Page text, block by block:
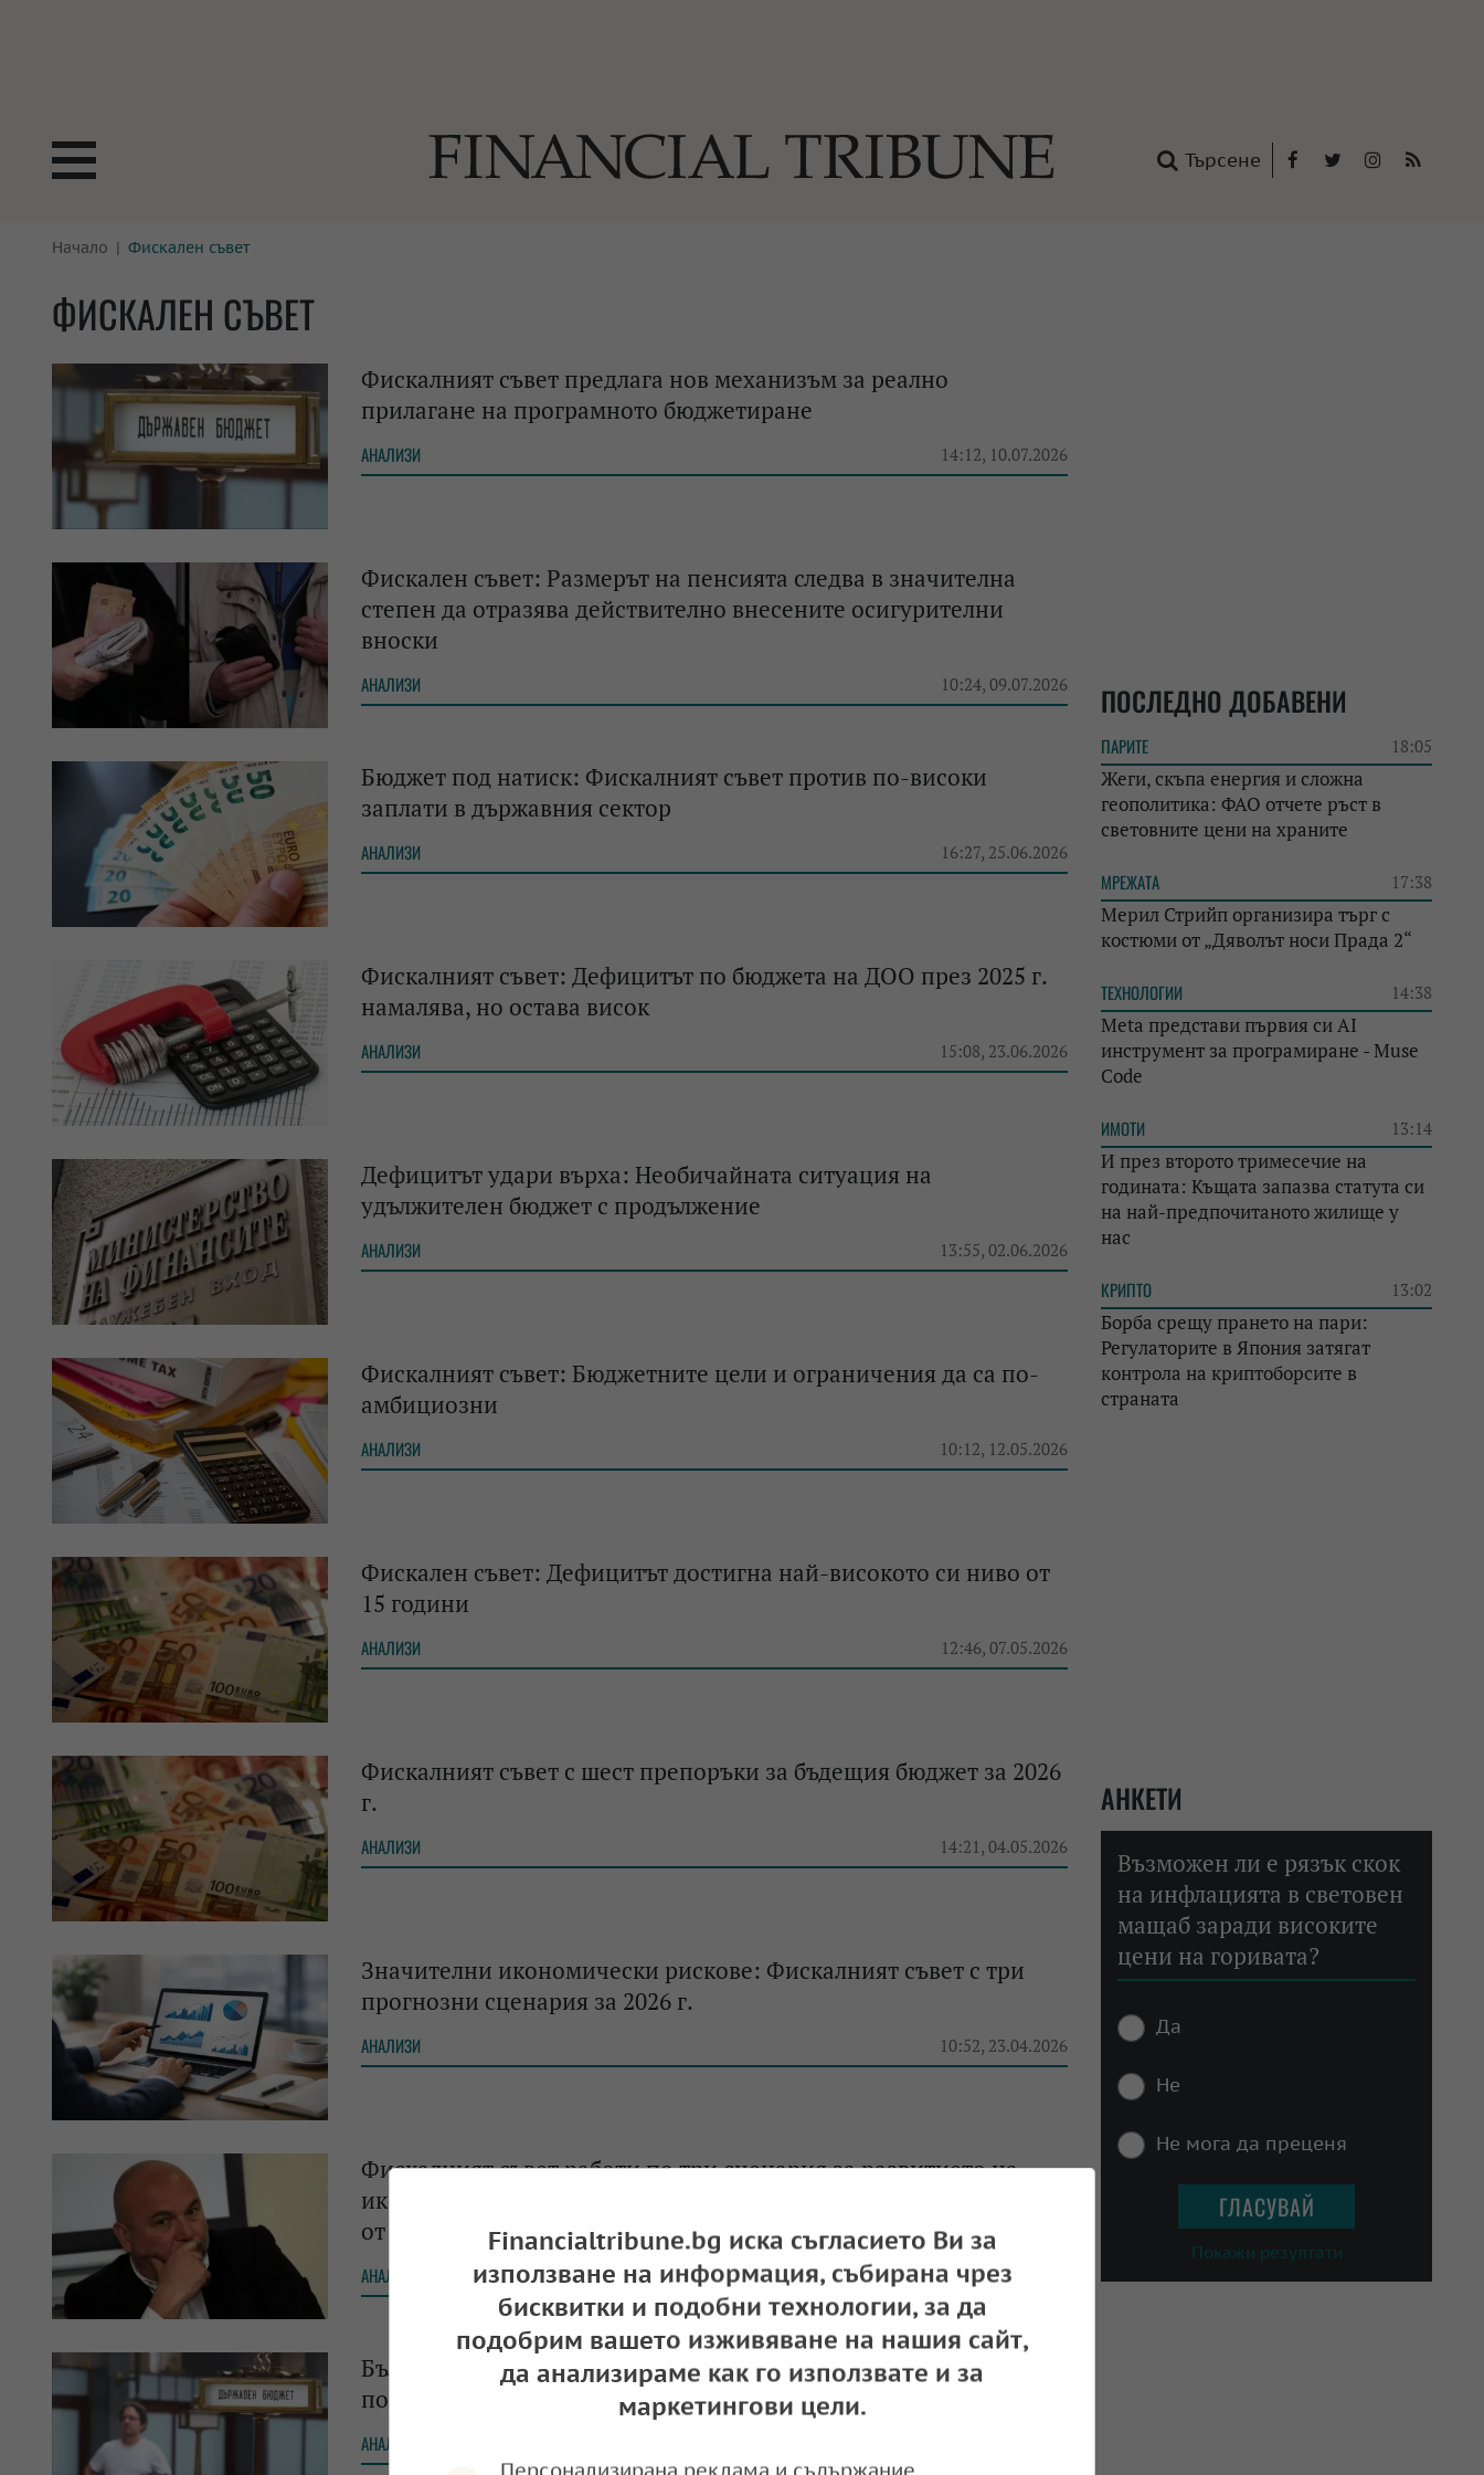
Търсене
БОРСИ
КРИПТО
ПАРИТЕ
ЗАСТРАХОВАНЕ
ЕНЕРГЕТИКА
ИМОТИ
АВТОМОБИЛИ
МУЛТИМЕДИЯ
Начало Фискален съвет
ФИСКАЛЕН СЪВЕТ
Фискалният съвет предлага нов механизъм за реално
прилагане на програмното бюджетиране
АНАЛИЗИ 14:12, 10.07.2026
Фискален съвет: Размерът на пенсията следва в значителна
степен да отразява действително внесените осигурителни
вноски
АНАЛИЗИ 10:24, 09.07.2026
Бюджет под натиск: Фискалният съвет против по-високи
заплати в държавния сектор
АНАЛИЗИ 16:27, 25.06.2026
Фискалният съвет: Дефицитът по бюджета на ДОО през 2025 г.
намалява, но остава висок
АНАЛИЗИ 15:08, 23.06.2026
Дефицитът удари върха: Необичайната ситуация на
удължителен бюджет с продължение
АНАЛИЗИ 13:55, 02.06.2026
Фискалният съвет: Бюджетните цели и ограничения да са по-
амбициозни
АНАЛИЗИ 10:12, 12.05.2026
Фискален съвет: Дефицитът достигна най-високото си ниво от
15 години
АНАЛИЗИ 12:46, 07.05.2026
Фискалният съвет с шест препоръки за бъдещия бюджет за 2026
г.
АНАЛИЗИ 14:21, 04.05.2026
Значителни икономически рискове: Фискалният съвет с три
прогнозни сценария за 2026 г.
АНАЛИЗИ 10:52, 23.04.2026
Фискалният съвет работи по три сценария за развитието на
икономиката у нас: Най-песимистичният предвижда инфлация
от 5%
АНАЛИЗИ 11:00, 18.04.2026
България регистрира най-големия бюджетен дефицит за
последните близо 20 г.
АНАЛИЗИ
ПОСЛЕДНО ДОБАВЕНИ
ПАРИТЕ 18:05
Жеги, скъпа енергия и сложна
геополитика: ФАО отчете ръст в
световните цени на храните
МРЕЖАТА 17:38
Мерил Стрийп организира търг с
костюми от „Дяволът носи Прада 2“
ТЕХНОЛОГИИ 14:38
Meta представи първия си AI
инструмент за програмиране - Muse
Code
ИМОТИ 13:14
И през второто тримесечие на
годината: Къщата запазва статута си
на най-предпочитаното жилище у
нас
КРИПТО 13:02
Борба срещу прането на пари:
Регулаторите в Япония затягат
контрола на криптоборсите в
страната
АНКЕТИ
Възможен ли е рязък скок
на инфлацията в световен
мащаб заради високите
цени на горивата?
Да
Не
Не мога да преценя
Покажи резултати
Financialtribune.bg иска съгласието Ви за
използване на информация, събирана чрез
бисквитки и подобни технологии, за да
подобрим вашето изживяване на нашия сайт,
да анализираме как го използвате и за
маркетингови цели.